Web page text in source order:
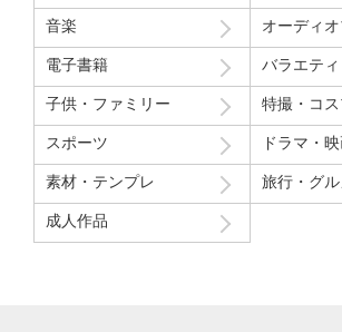
月間ランキング
年間ラ
音楽 オーディ
電子書籍 バラエテ
子供・ファミリー 特撮・コ
スポーツ ドラマ・
素材・テンプレ 旅行・グル
成人作品